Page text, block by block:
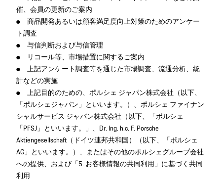
催、会員の更新のご案内
● 商品開発あるいは顧客満足度向上対策のためのアンケー
ト調査
● 与信判断および与信管理
● リコール等、市場措置に関するご案内
● 上記アンケート調査等を通じた市場調査、流通分析、統
計などの実施
● 上記目的のための、ポルシェ ジャパン株式会社（以下、
「ポルシェジャパン」といいます。）、ポルシェ ファイナン
シャルサービス ジャパン株式会社（以下、「ポルシェ
「PFSJ」といいます。」、Dr. Ing. h.c. F. Porsche
Aktiengesellschaft（ドイツ連邦共和国）（以下、「ポルシェ
AG」といいます。）、またはその他のポルシェグループ会社
への提供、および「5. お客様情報の共同利用」に基づく共同
利用